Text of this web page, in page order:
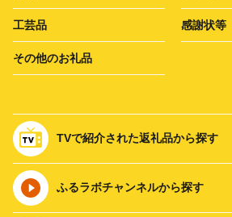
工芸品 感謝状等
その他のお礼品
TVで紹介された返礼品から探す
ふるラボチャンネルから探す